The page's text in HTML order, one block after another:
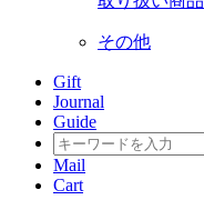
その他
Gift
Journal
Guide
Mail
Cart